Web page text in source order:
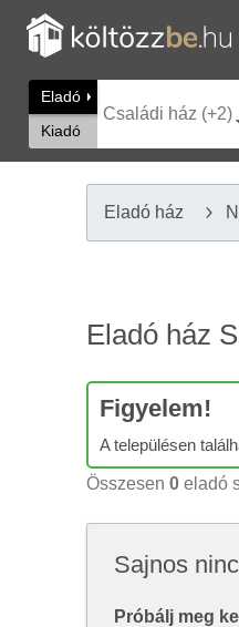
Eladó
Kiadó
Családi ház (+2)
Eladó ház
Eladó ház
Figyelem!
A településen
Összesen 0 eladó
Sajnos
Próbálj meg